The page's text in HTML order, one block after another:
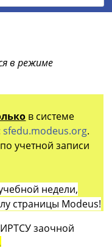
в режиме
в системе
sfedu.modeus.org.
учетной записи
недели,
страницы Modeus!
заочной